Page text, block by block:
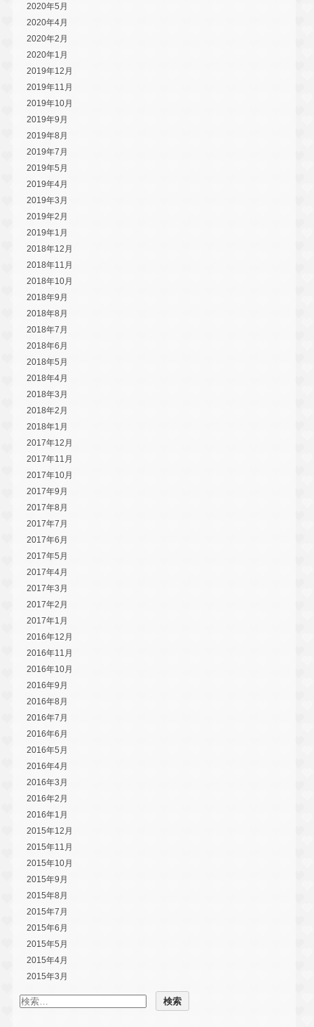
2020年5月
2020年4月
2020年2月
2020年1月
2019年12月
2019年11月
2019年10月
2019年9月
2019年8月
2019年7月
2019年5月
2019年4月
2019年3月
2019年2月
2019年1月
2018年12月
2018年11月
2018年10月
2018年9月
2018年8月
2018年7月
2018年6月
2018年5月
2018年4月
2018年3月
2018年2月
2018年1月
2017年12月
2017年11月
2017年10月
2017年9月
2017年8月
2017年7月
2017年6月
2017年5月
2017年4月
2017年3月
2017年2月
2017年1月
2016年12月
2016年11月
2016年10月
2016年9月
2016年8月
2016年7月
2016年6月
2016年5月
2016年4月
2016年3月
2016年2月
2016年1月
2015年12月
2015年11月
2015年10月
2015年9月
2015年8月
2015年7月
2015年6月
2015年5月
2015年4月
2015年3月